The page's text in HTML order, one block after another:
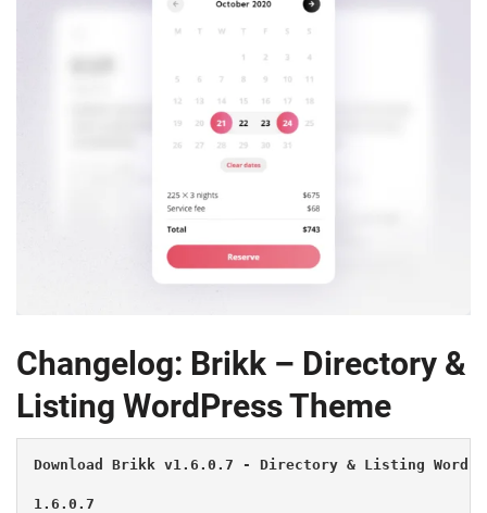
Changelog: Brikk – Directory &
Listing WordPress Theme
Download Brikk v1.6.0.7 - Directory & Listing